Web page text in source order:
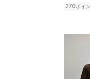
270ポイ